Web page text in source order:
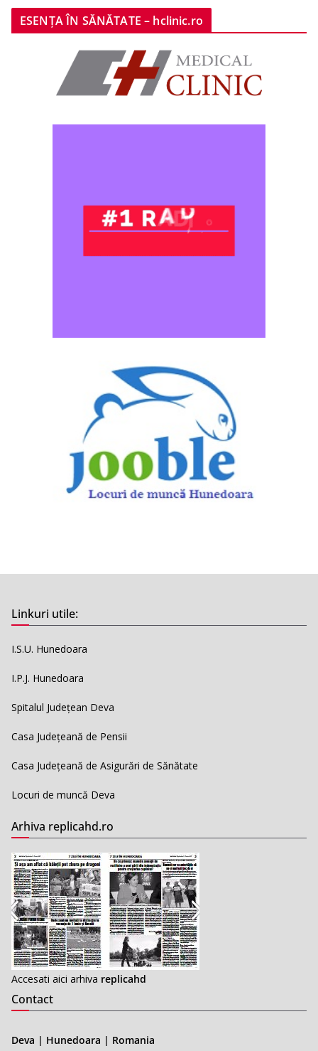
ESENȚA ÎN SĂNĂTATE – hclinic.ro
Linkuri utile:
I.S.U. Hunedoara
I.P.J. Hunedoara
Spitalul Județean Deva
Casa Județeană de Pensii
Casa Județeană de Asigurări de Sănătate
Locuri de muncă Deva
Arhiva replicahd.ro
Accesati aici arhiva replicahd
Contact
Deva | Hunedoara | Romania